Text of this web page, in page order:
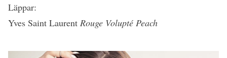
Läppar:
Yves Saint Laurent Rouge Volupté Peach